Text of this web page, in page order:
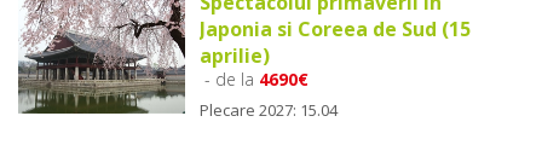
Japonia si Coreea de Sud (15
aprilie)
- de la 4690€
Plecare 2027: 15.04